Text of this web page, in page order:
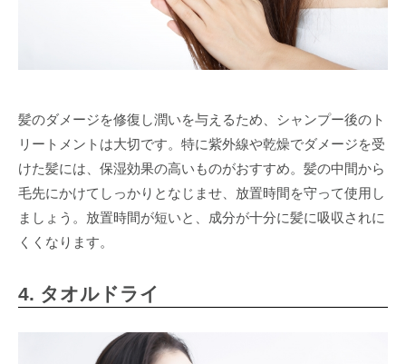
髪のダメージを修復し潤いを与えるため、シャンプー後のト
リートメントは大切です。特に紫外線や乾燥でダメージを受
けた髪には、保湿効果の高いものがおすすめ。髪の中間から
毛先にかけてしっかりとなじませ、放置時間を守って使用し
ましょう。放置時間が短いと、成分が十分に髪に吸収されに
くくなります。
4. タオルドライ